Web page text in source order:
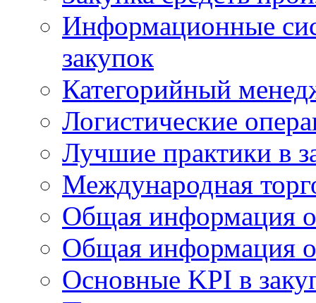
Информационные
закупок
Категорийный
Логистические
Лучшие практики в
Международная
Общая информация о
Общая информация о
Основные KPI в